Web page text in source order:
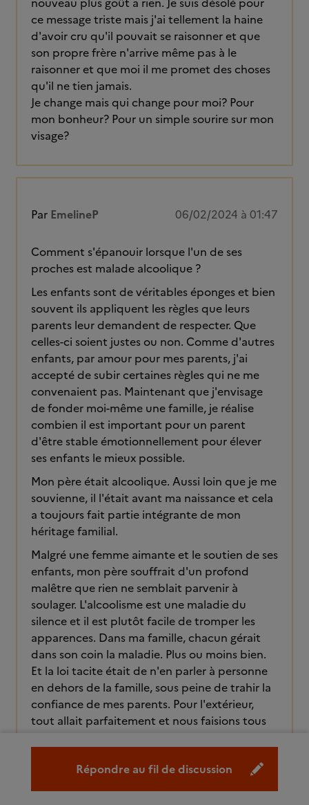
Répondre au fil de discussion
ce message triste mais j'ai tellement la haine
d'avoir cru qu'il pouvait se raisonner et que
son propre frère n'arrive même pas à le
raisonner et que moi il me promet des choses
qu'il ne tien jamais.
Je change mais qui change pour moi? Pour
mon bonheur? Pour un simple sourire sur mon
visage?
Par EmelineP 06/02/2024 à 01:47
Comment s'épanouir lorsque l'un de ses
proches est malade alcoolique ?
Les enfants sont de véritables éponges et bien
souvent ils appliquent les règles que leurs
parents leur demandent de respecter. Que
celles-ci soient justes ou non. Comme d'autres
enfants, par amour pour mes parents, j'ai
accepté de subir certaines règles qui ne me
convenaient pas. Maintenant que j'envisage
de fonder moi-même une famille, je réalise
combien il est important pour un parent
d'être stable émotionnellement pour élever
ses enfants le mieux possible.
Mon père était alcoolique. Aussi loin que je me
souvienne, il l'était avant ma naissance et cela
a toujours fait partie intégrante de mon
héritage familial.
Malgré une femme aimante et le soutien de ses
enfants, mon père souffrait d'un profond
malêtre que rien ne semblait parvenir à
soulager. L'alcoolisme est une maladie du
silence et il est plutôt facile de tromper les
apparences. Dans ma famille, chacun gérait
dans son coin la maladie. Plus ou moins bien.
Et la loi tacite était de n'en parler à personne
en dehors de la famille, sous peine de trahir la
confiance de mes parents. Pour l'extérieur,
tout allait parfaitement et nous faisions tous
ce problème. Se confier aux amis et aux
proches a ses limites. En tous les cas, ignorer le